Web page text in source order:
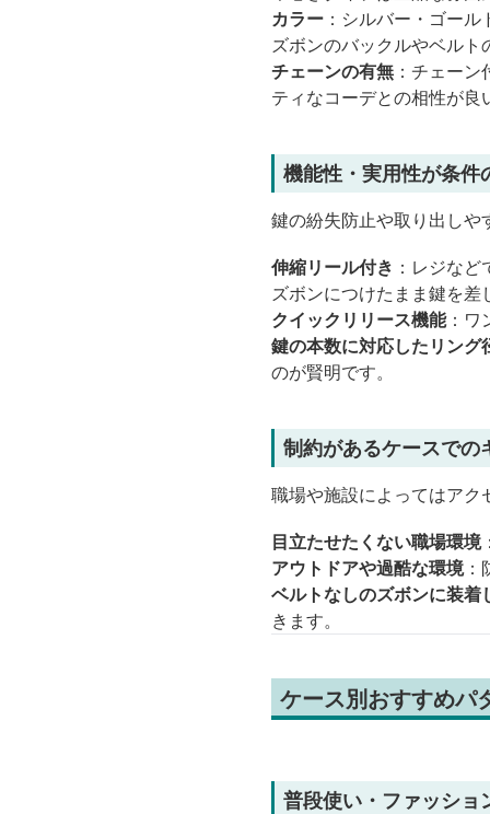
カラー ：シルバー・ゴー
ズボンのバックルやベル
チェーンの有無 ：チェー
ティなコーデとの相性が良
機能性・実用性が条件
鍵の紛失防止や取り出し
伸縮リール付き ：レジな
ズボンにつけたまま鍵を
クイックリリース機能：ワ
鍵の本数に対応したリング
のが賢明です。
制約があるケースでの
職場や施設によってはア
目立たせたくない職場環境
アウトドアや過酷な環境：
ベルトなしのズボンに装着
きます。
ケース別おすすめパ
普段使い・ファッショ